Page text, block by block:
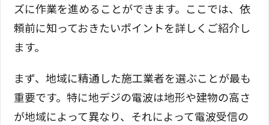
ズに作業を進めることができます。ここでは、依
頼前に知っておきたいポイントを詳しくご紹介し
ます。
まず、地域に精通した施工業者を選ぶことが最も
重要です。特に地デジの電波は地形や建物の高さ
が地域によって異なり、それによって電波受信の